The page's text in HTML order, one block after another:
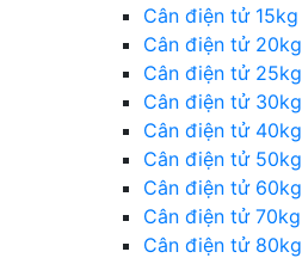
Cân điện tử 15kg
Cân điện tử 20kg
Cân điện tử 25kg
Cân điện tử 30kg
Cân điện tử 40kg
Cân điện tử 50kg
Cân điện tử 60kg
Cân điện tử 70kg
Cân điện tử 80kg